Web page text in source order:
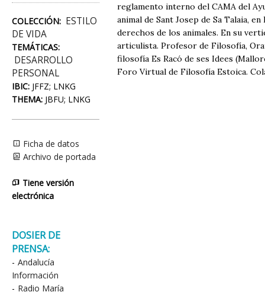
COLECCIÓN: ESTILO
DE VIDA
TEMÁTICAS:
DESARROLLO
PERSONAL
IBIC: JFFZ; LNKG
THEMA: JBFU; LNKG
Ficha de datos
Archivo de portada
Tiene versión
electrónica
DOSIER DE
PRENSA:
- Andalucía
Información
- Radio María
reglamento interno del CAMA del
animal de Sant Josep de Sa Talaia,
derechos de los animales. En su
articulista. Profesor de Filosofía,
filosofía Es Racó de ses Idees
Foro Virtual de Filosofía Estoica.